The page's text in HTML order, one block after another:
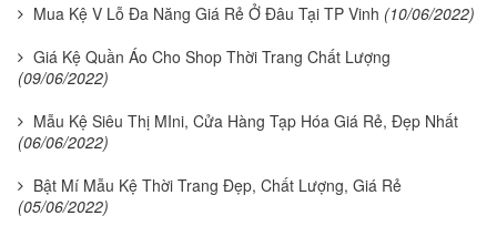
Mua Kệ V Lỗ Đa Năng Giá Rẻ Ở Đâu Tại TP Vinh (10/06/2022)
Giá Kệ Quần Áo Cho Shop Thời Trang Chất Lượng
(09/06/2022)
Mẫu Kệ Siêu Thị MIni, Cửa Hàng Tạp Hóa Giá Rẻ, Đẹp Nhất
(06/06/2022)
Bật Mí Mẫu Kệ Thời Trang Đẹp, Chất Lượng, Giá Rẻ
(05/06/2022)